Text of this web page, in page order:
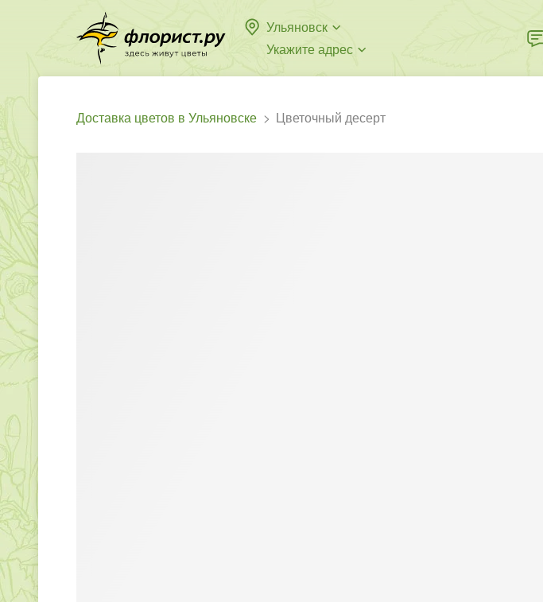
Ульяновск
Укажите адрес
Доставка цветов в Ульяновске Цветочный десерт